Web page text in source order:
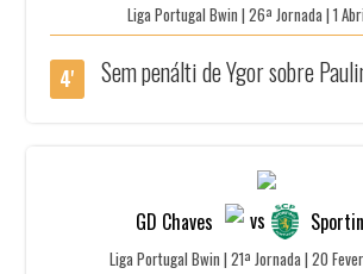
Liga Portugal Bwin | 26ª Jornada | 1
4' Sem penálti de Ygor sobre
GD Chaves vs
Liga Portugal Bwin | 21ª Jornada | 20